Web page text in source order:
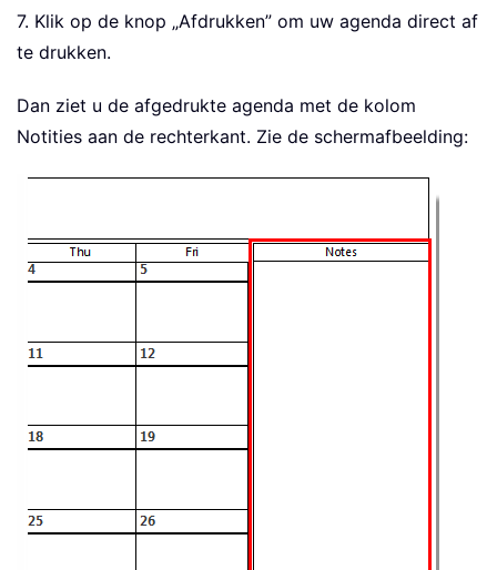
7. Klik op de knop „Afdrukken” om uw agenda direct af
te drukken.
Dan ziet u de afgedrukte agenda met de kolom
Notities aan de rechterkant. Zie de schermafbeelding: